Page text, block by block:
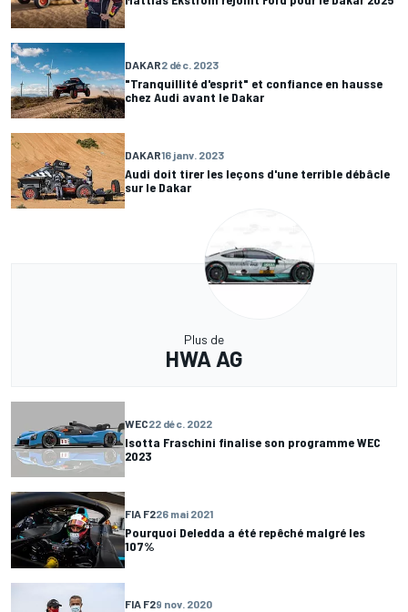
DAKAR2 déc. 2023
"Tranquillité d'esprit" et confiance en hausse
chez Audi avant le Dakar
DAKAR16 janv. 2023
Audi doit tirer les leçons d'une terrible débâcle
sur le Dakar
Plus de
HWA AG
WEC22 déc. 2022
Isotta Fraschini finalise son programme WEC
2023
FIA F226 mai 2021
Pourquoi Deledda a été repêché malgré les
107%
FIA F29 nov. 2020